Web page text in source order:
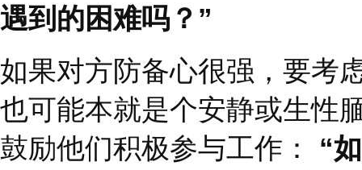
领导者需要思考，如何
感受，您有什么建议或
如果下属在回答开放式